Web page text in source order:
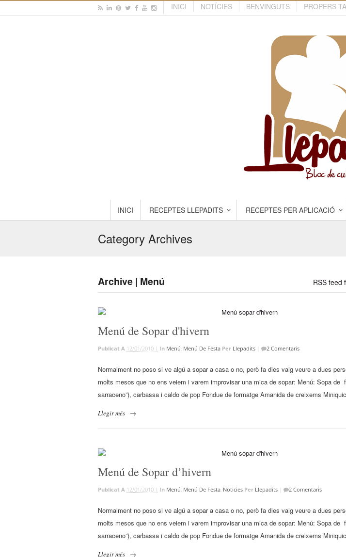
INICI NOTÍCIES BENVINGUTS PROPERS
INICI RECEPTES LLEPADITS RECEPTES PER APLICACIÓ
Category Archives
Archive | Menú RSS feed
Menú de Sopar d'hivern
Publicat A 12/01/2010 | In Menú, Menú De Festa Per Llepadits 2 Comentaris
Normalment no poso si ve algú a sopar a casa o no, però fa dies vaig veure a dues
molts mesos que no ens veiem i varem improvisar una mica de sopar: Menú: Sopa de
sarraceno”), carbassa i caldo de pop Fondue de formatge Amanida de creixems
Llegir més →
Menú de Sopar d’hivern
Publicat A 12/01/2010 | In Menú Menú De Festa Noticies Per Llepadits 2 Comentaris
Normalment no poso si ve algú a sopar a casa o no, però fa dies vaig veure a dues
molts mesos que no ens veiem i varem improvisar una mica de sopar: Menú: Sopa de
sarraceno”), carbassa i caldo de pop Fondue de formatge Amanida de creixems
Llegir més →